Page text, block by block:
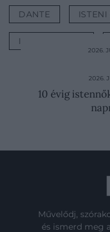
DANTE
ILLUSZTRÁCIÓ
2026.
A
2026.
10 évig
Művelődj,
és ismerd meg